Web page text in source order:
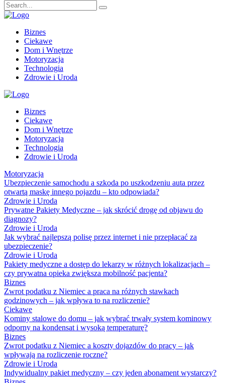
Biznes
Ciekawe
Dom i Wnętrze
Motoryzacja
Technologia
Zdrowie i Uroda
Biznes
Ciekawe
Dom i Wnętrze
Motoryzacja
Technologia
Zdrowie i Uroda
Motoryzacja
Ubezpieczenie samochodu a szkoda po uszkodzeniu auta przez
otwartą maskę innego pojazdu – kto odpowiada?
Zdrowie i Uroda
Prywatne Pakiety Medyczne – jak skrócić drogę od objawu do
diagnozy?
Zdrowie i Uroda
Jak wybrać najlepszą polisę przez internet i nie przepłacać za
ubezpieczenie?
Zdrowie i Uroda
Pakiety medyczne a dostęp do lekarzy w różnych lokalizacjach –
czy prywatna opieka zwiększa mobilność pacjenta?
Biznes
Zwrot podatku z Niemiec a praca na różnych stawkach
godzinowych – jak wpływa to na rozliczenie?
Ciekawe
Kominy stalowe do domu – jak wybrać trwały system kominowy
odporny na kondensat i wysoką temperaturę?
Biznes
Zwrot podatku z Niemiec a koszty dojazdów do pracy – jak
wpływają na rozliczenie roczne?
Zdrowie i Uroda
Indywidualny pakiet medyczny – czy jeden abonament wystarczy?